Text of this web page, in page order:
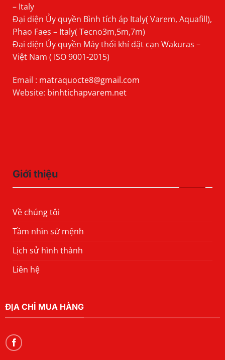
– Italy
Đại diện Ủy quyền Bình tích áp Italy( Varem, Aquafill),
Phao Faes – Italy( Tecno3m,5m,7m)
Đại diện Ủy quyền Máy thổi khí đặt cạn Wakuras –
Việt Nam ( ISO 9001-2015)
Email : matraquocte8@gmail.com
Website: binhtichapvarem.net
Giới thiệu
Về chúng tôi
Tầm nhìn sứ mệnh
Lịch sử hình thành
Liên hệ
ĐỊA CHỈ MUA HÀNG